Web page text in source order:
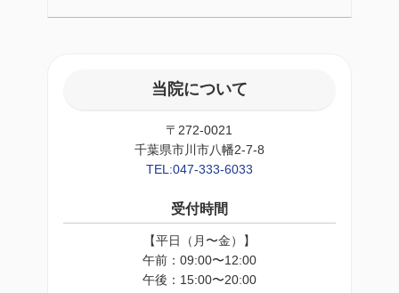
当院について
〒272-0021
千葉県市川市八幡2-7-8
TEL:047-333-6033
受付時間
【平日（月〜金）】
午前：09:00〜12:00
午後：15:00〜20:00